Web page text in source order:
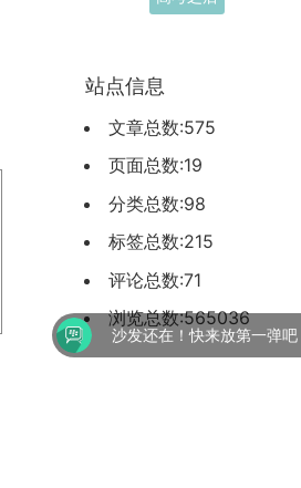
站点信息
文章总数:575
页面总数:19
分类总数:98
标签总数:215
评论总数:71
浏览总数:565036
沙发还在！快来放第一弹吧！